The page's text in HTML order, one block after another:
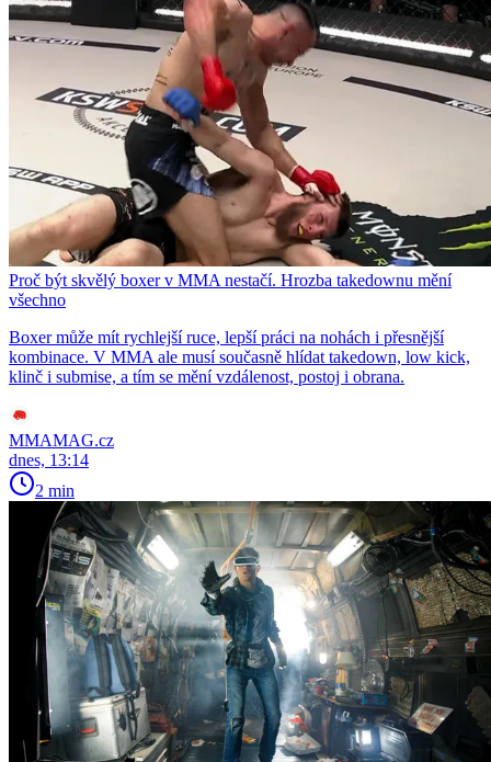
Proč být skvělý boxer v MMA nestačí. Hrozba takedownu mění
všechno
Boxer může mít rychlejší ruce, lepší práci na nohách i přesnější
kombinace. V MMA ale musí současně hlídat takedown, low kick,
klinč i submise, a tím se mění vzdálenost, postoj i obrana.
MMAMAG.cz
dnes, 13:14
2 min